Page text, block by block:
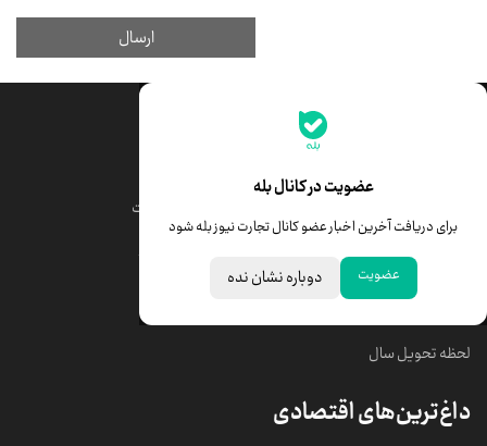
عضویت در کانال بله
برای دریافت آخرین اخبار عضو کانال تجارت نیوز بله شود
عضویت دوباره نشان نده
جدیدترین قیمت‌ها
قیمت درهم امارات
خبرهای مهم
لحظه تحویل سال
داغ‌ترین‌های اقتصادی